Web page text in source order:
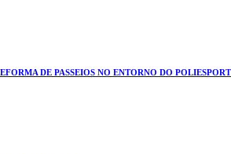
DE PASSEIOS NO ENTORNO DO